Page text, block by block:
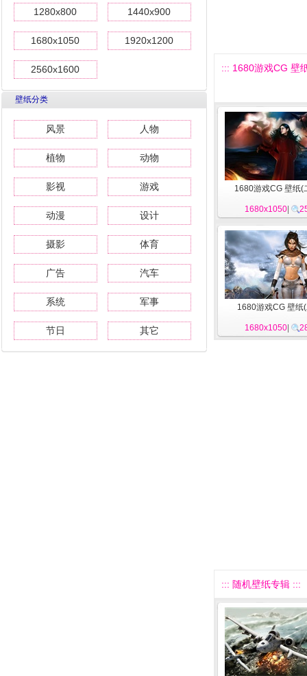
1280x800 1440x900
1680x1050 1920x1200
2560x1600
壁纸分类
风景 人物
植物 动物
影视 游戏
动漫 设计
摄影 体育
广告 汽车
系统 军事
节日 其它
::: 1680游戏CG 壁
1680游戏CG 壁纸(
1680x1050
1680游戏CG 壁纸
1680x1050
::: 随机壁纸专辑 :::